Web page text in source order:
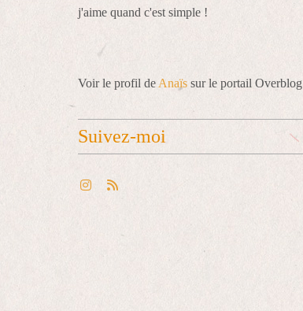
j'aime quand c'est simple !
Voir le profil de Anaïs sur le portail Overblog
Suivez-moi